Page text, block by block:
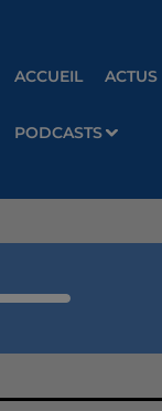
ACCUEIL
PODCASTS